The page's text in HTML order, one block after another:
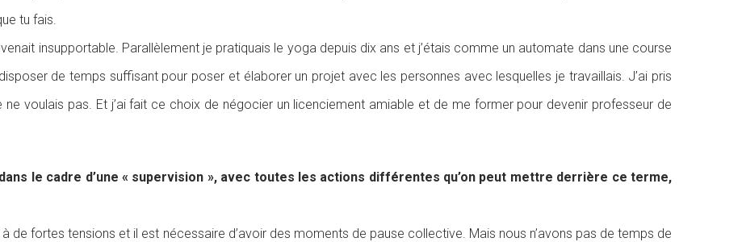
tu fais.
insupportable. Parallèlement je pratiquais le yoga depuis dix ans et j’étais comme un automate dans une course
de temps suffisant pour poser et élaborer un projet avec les personnes avec lesquelles je travaillais. J’ai pris
voulais pas. Et j’ai fait ce choix de négocier un licenciement amiable et de me former pour devenir professeur de
le cadre d’une « supervision », avec toutes les actions différentes qu’on peut mettre derrière ce terme,
de fortes tensions et il est nécessaire d’avoir des moments de pause collective. Mais nous n’avons pas de temps de